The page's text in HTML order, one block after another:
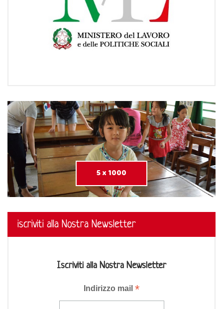
5 x 1000
iscriviti alla Nostra Newsletter
Iscriviti alla Nostra Newsletter
Indirizzo mail *